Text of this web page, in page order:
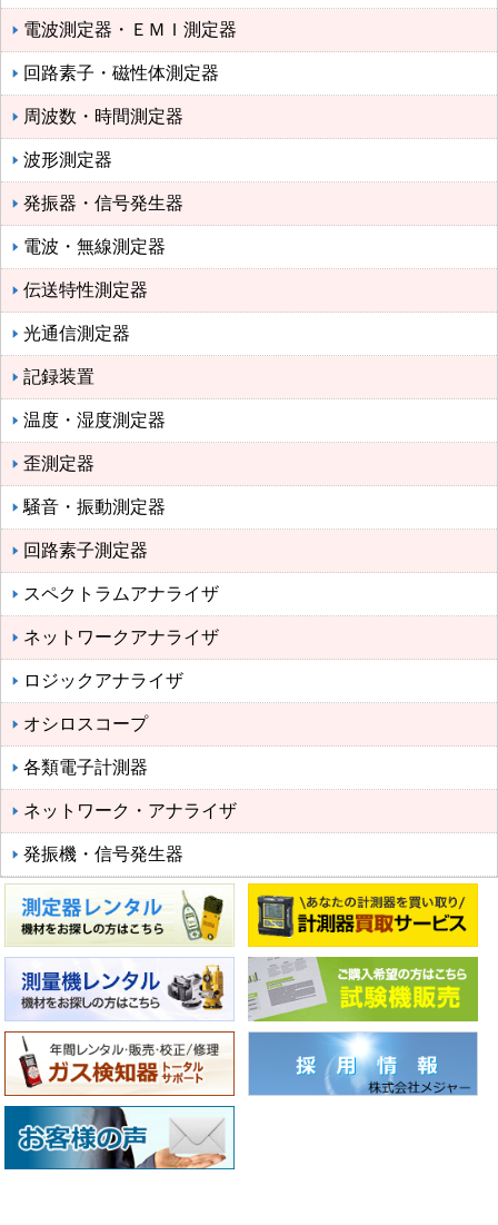
電波測定器・ＥＭＩ測定器
回路素子・磁性体測定器
周波数・時間測定器
波形測定器
発振器・信号発生器
電波・無線測定器
伝送特性測定器
光通信測定器
記録装置
温度・湿度測定器
歪測定器
騒音・振動測定器
回路素子測定器
スペクトラムアナライザ
ネットワークアナライザ
ロジックアナライザ
オシロスコープ
各類電子計測器
ネットワーク・アナライザ
発振機・信号発生器